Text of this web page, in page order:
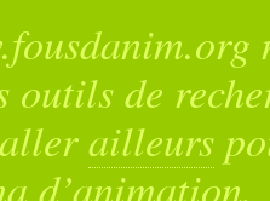
de
ailleurs
d’animation.